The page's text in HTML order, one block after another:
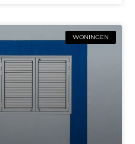
WONINGEN